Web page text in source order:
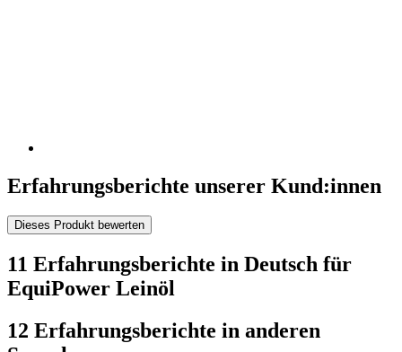
Erfahrungsberichte unserer Kund:innen
Dieses Produkt bewerten
11 Erfahrungsberichte in Deutsch für
EquiPower Leinöl
12 Erfahrungsberichte in anderen